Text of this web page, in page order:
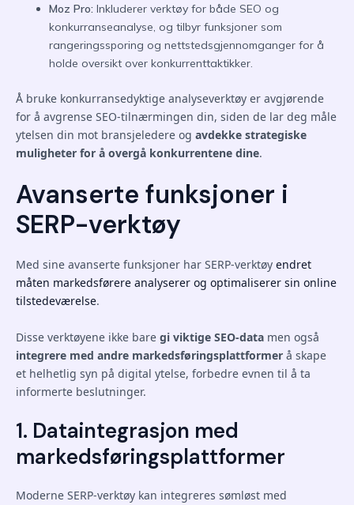
Moz Pro: Inkluderer verktøy for både SEO og
konkurranseanalyse, og tilbyr funksjoner som
rangeringssporing og nettstedsgjennomganger for å
holde oversikt over konkurrenttaktikker.
Å bruke konkurransedyktige analyseverktøy er avgjørende
for å avgrense SEO-tilnærmingen din, siden de lar deg måle
ytelsen din mot bransjeledere og avdekke strategiske
muligheter for å overgå konkurrentene dine.
Avanserte funksjoner i
SERP-verktøy
Med sine avanserte funksjoner har SERP-verktøy endret
måten markedsførere analyserer og optimaliserer sin online
tilstedeværelse.
Disse verktøyene ikke bare gi viktige SEO-data men også
integrere med andre markedsføringsplattformer å skape
et helhetlig syn på digital ytelse, forbedre evnen til å ta
informerte beslutninger.
1. Dataintegrasjon med
markedsføringsplattformer
Moderne SERP-verktøy kan integreres sømløst med